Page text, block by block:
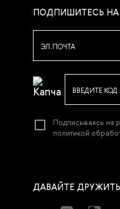
ПОДПИШИТЕСЬ
ЭЛ.ПОЧТА
ВВЕДИТЕ КОД
Подписываясь на
политикой
ДАВАЙТЕ ДРУЖИТЬ